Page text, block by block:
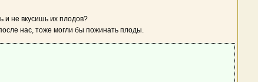
и не вкусишь их плодов?
нас, тоже могли бы пожинать плоды.